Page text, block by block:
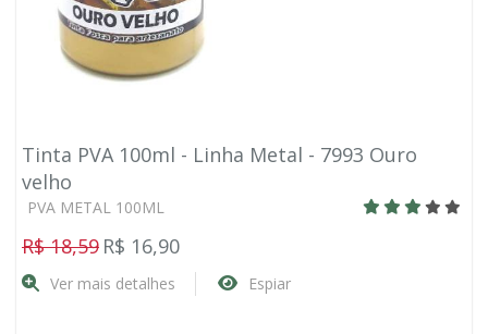
Tinta PVA 100ml - Linha Metal - 7993 Ouro
velho
PVA METAL 100ML
R$ 18,59 R$ 16,90
Ver mais detalhes Espiar